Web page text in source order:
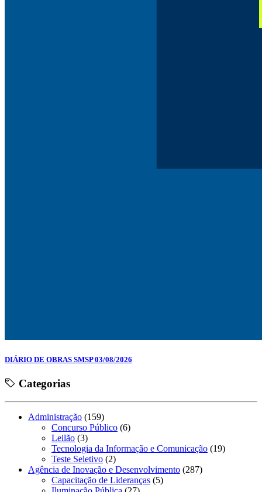
DIÁRIO DE OBRAS SMSP 03/08/2026
Categorias
Administração (159)
Concurso Público (6)
Leilão (3)
Tecnologia da Informação e Comunicação (19)
Teste Seletivo (2)
Agência de Inovação e Desenvolvimento (287)
Capacitação de Lideranças (5)